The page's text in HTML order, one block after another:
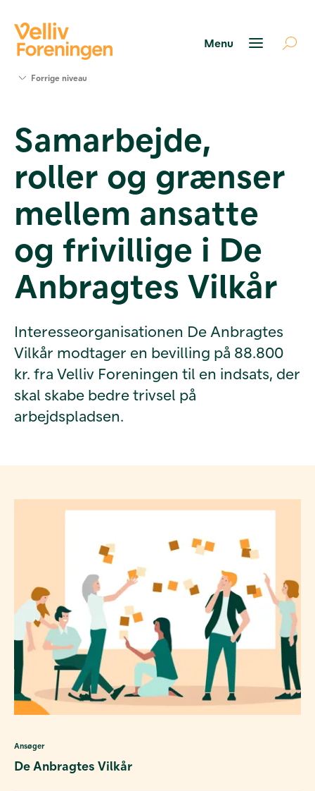
Værktøjer
og viden
Om Velliv
Foreningen
os
Forrige niveau
Samarbejde,
roller og grænser
mellem ansatte
og frivillige i De
Anbragtes Vilkår
Interesseorganisationen De Anbragtes
Vilkår modtager en bevilling på 88.800
kr. fra Velliv Foreningen til en indsats, der
skal skabe bedre trivsel på
arbejdspladsen.
Ansøger
De Anbragtes Vilkår